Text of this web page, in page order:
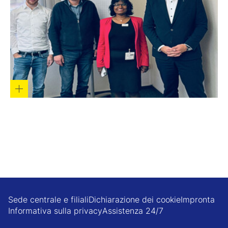
Sede centrale e filialiDichiarazione dei cookieImpronta
Informativa sulla privacyAssistenza 24/7